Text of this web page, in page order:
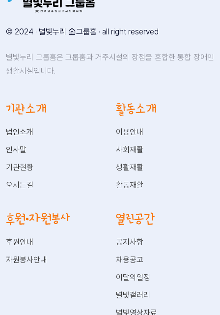
© 2024 · 별빛누리 그룹홈 · all right reserved
별빛누리 그룹홈은 그룹홈과 거주시설의 장점을 혼합한 통합 장애인
생활시설입니다.
기관소개
법인소개
인사말
기관현황
오시는길
활동소개
이용안내
사회재활
생활재활
활동재활
후원·자원봉사
후원안내
자원봉사안내
열린공간
공지사항
채용공고
이달의일정
별빛갤러리
별빛영상자료